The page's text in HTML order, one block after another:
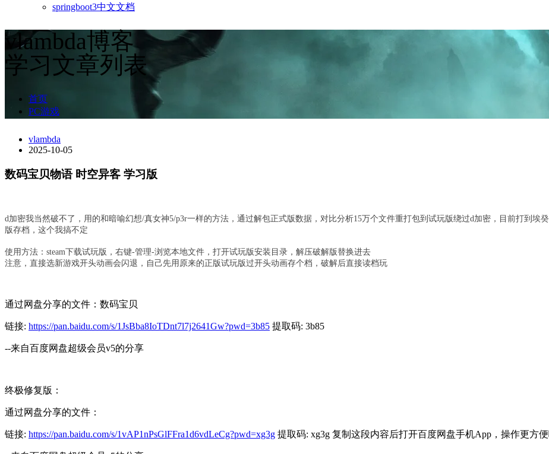
springboot3中文文档
vlambda博客
学习文章列表
首页
PC游戏
vlambda
2025-10-05
数码宝贝物语 时空异客 学习版
d加密我当然破不了，用的和暗喻幻想/真女神5/p3r一样的方法，通过解包正式版数据，对比分析15万个文件重打包到试玩版绕过d加密，目前打到埃
版存档，这个我搞不定
使用方法：steam下载试玩版，右键-管理-浏览本地文件，打开试玩版安装目录，解压破解版替换进去
注意，直接选新游戏开头动画会闪退，自己先用原来的正版试玩版过开头动画存个档，破解后直接读档玩
通过网盘分享的文件：数码宝贝
链接: https://pan.baidu.com/s/1JsBba8IoTDnt7l7j2641Gw?pwd=3b85 提取码: 3b85
--来自百度网盘超级会员v5的分享
终极修复版：
通过网盘分享的文件：
链接: https://pan.baidu.com/s/1vAP1nPsGlFFra1d6vdLeCg?pwd=xg3g 提取码: xg3g 复制这段内容后打开百度网盘手机App，操作更方